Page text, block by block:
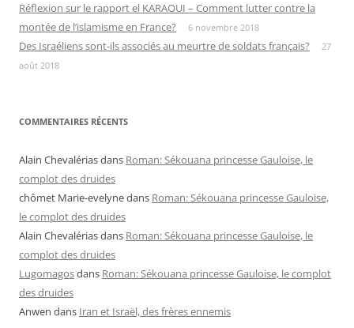
Réflexion sur le rapport el KARAOUI – Comment lutter contre la
montée de l’islamisme en France?
6 novembre 2018
Des Israéliens sont-ils associés au meurtre de soldats français?
27
août 2018
COMMENTAIRES RÉCENTS
Alain Chevalériasdans Roman: Sékouana princesse Gauloise, le
complot des druides
chômet Marie-evelynedans Roman: Sékouana princesse Gauloise,
le complot des druides
Alain Chevalériasdans Roman: Sékouana princesse Gauloise, le
complot des druides
Lugomagosdans Roman: Sékouana princesse Gauloise, le complot
des druides
Anwen dans Iran et Israël, des frères ennemis